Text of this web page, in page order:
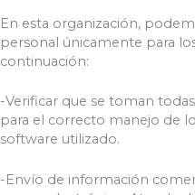
En esta organización,
personal únicamente para
continuación:
-Verificar que se toman
para el correcto manejo de
software utilizado.
-Envío de información